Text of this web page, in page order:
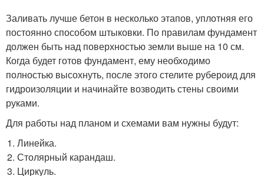
Заливать лучше бетон в несколько этапов, уплотняя его
постоянно способом штыковки. По правилам фундамент
должен быть над поверхностью земли выше на 10 см.
Когда будет готов фундамент, ему необходимо
полностью высохнуть, после этого стелите рубероид для
гидроизоляции и начинайте возводить стены своими
руками.
Для работы над планом и схемами вам нужны будут:
Линейка.
Столярный карандаш.
Циркуль.